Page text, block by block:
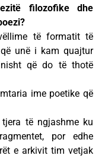
filozofike dhe
të formatit të
unë i kam quajtur
që do të thotë
ime poetike që
të ngjashme ku
por edhe
e arkivit tim vetjak